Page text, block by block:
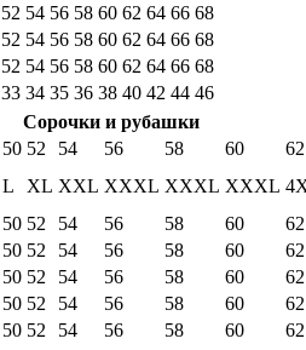
52 54 56 58 60 62 64 66 68
52 54 56 58 60 62 64 66 68
52 54 56 58 60 62 64 66 68
33 34 35 36 38 40 42 44 46
Сорочки и рубашки
50 52 54 56 58 60
62
L XL XXL XXXL XXXL XXXL
50 52 54 56 58 60
62
50 52 54 56 58 60
62
50 52 54 56 58 60
62
50 52 54 56 58 60
62
50 52 54 56 58 60
62